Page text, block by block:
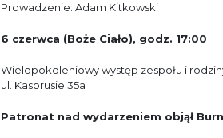
Prowadzenie: Adam Kitkowski
6 czerwca (Boże Ciało), godz. 17:00
Wielopokoleniowy występ zespołu i
ul. Kasprusie 35a
Patronat nad wydarzeniem objął